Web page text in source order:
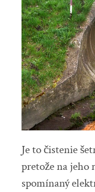
Je to čistenie
pretože na jeho
spomínaný